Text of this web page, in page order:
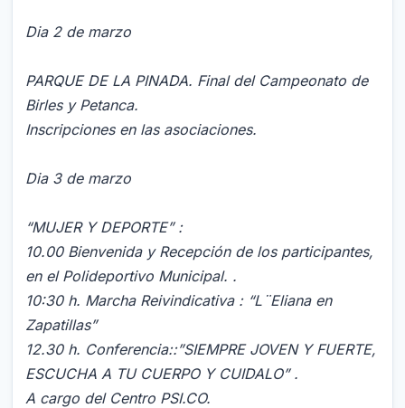
Dia 2 de marzo
PARQUE DE LA PINADA. Final del Campeonato de
Birles y Petanca.
Inscripciones en las asociaciones.
Dia 3 de marzo
“MUJER Y DEPORTE” :
10.00 Bienvenida y Recepción de los participantes,
en el Polideportivo Municipal. .
10:30 h. Marcha Reivindicativa : “L¨Eliana en
Zapatillas”
12.30 h. Conferencia::”SIEMPRE JOVEN Y FUERTE,
ESCUCHA A TU CUERPO Y CUIDALO” .
A cargo del Centro PSI.CO.